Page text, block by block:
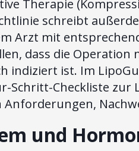
Therapie
schreibt
Arzt mit
dass die
indiziert ist. Im
Schritt-Checkliste
Anforderungen,
und